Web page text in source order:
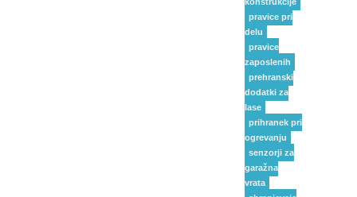
pravice pri
delu
pravice
zaposlenih
prehranski
dodatki za
lase
prihranek pri
ogrevanju
senzorji za
garažna
vrata